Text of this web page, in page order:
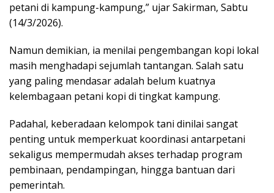
petani di kampung-kampung,” ujar Sakirman, Sabtu
(14/3/2026).
Namun demikian, ia menilai pengembangan kopi lokal
masih menghadapi sejumlah tantangan. Salah satu
yang paling mendasar adalah belum kuatnya
kelembagaan petani kopi di tingkat kampung.
Padahal, keberadaan kelompok tani dinilai sangat
penting untuk memperkuat koordinasi antarpetani
sekaligus mempermudah akses terhadap program
pembinaan, pendampingan, hingga bantuan dari
pemerintah.